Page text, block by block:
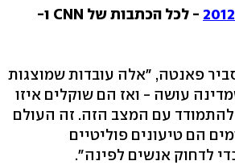
- לכל הכתבות של CNN ו-
פאנטה, "אלה עובדות שמוצגות
עושה - ואז הם שוקלים איזו
עם המצב הזה. זה העולם
הם טיעונים פוליטיים
לדחוק אנשים לפינה".